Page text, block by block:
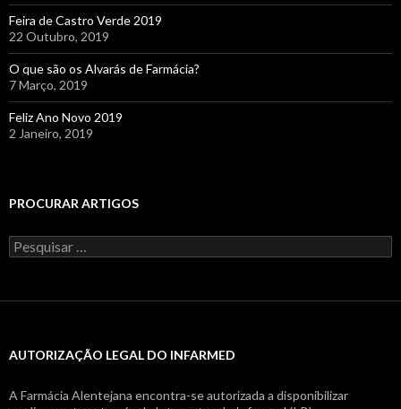
Feira de Castro Verde 2019
22 Outubro, 2019
O que são os Alvarás de Farmácia?
7 Março, 2019
Feliz Ano Novo 2019
2 Janeiro, 2019
PROCURAR ARTIGOS
Pesquisar
por:
AUTORIZAÇÃO LEGAL DO INFARMED
A Farmácia Alentejana encontra-se autorizada a disponibilizar